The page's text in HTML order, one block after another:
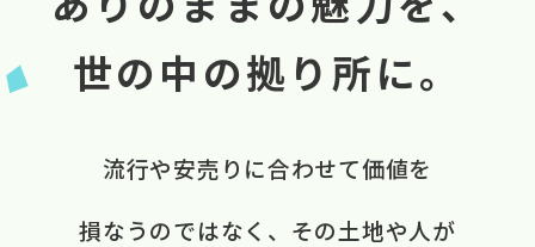
世の中の拠り所に。
流行や​安売りに​合わせて​価値を​
損なうのではなく、​ ​その​土地や​人が​